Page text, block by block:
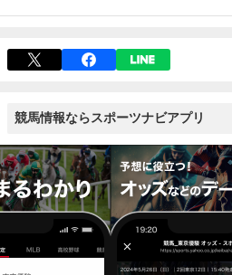
競馬情報ならスポーツナビアプリ